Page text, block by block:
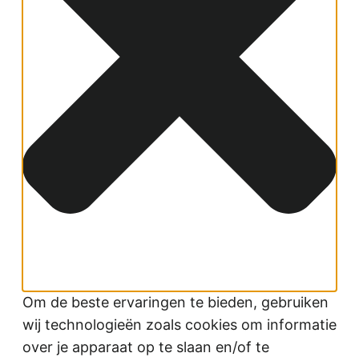
Om de beste ervaringen te bieden, gebruiken
wij technologieën zoals cookies om informatie
over je apparaat op te slaan en/of te